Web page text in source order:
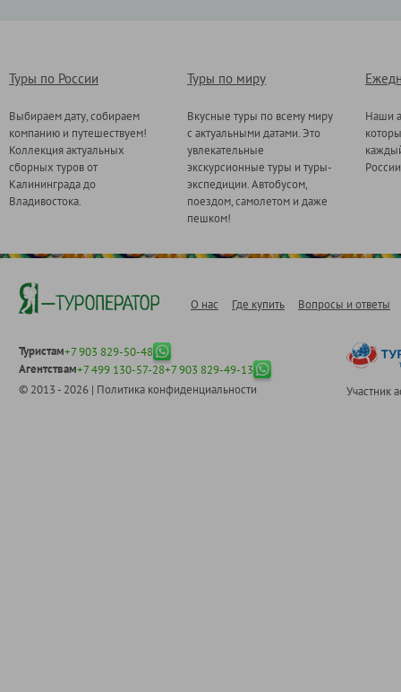
Туры по России
Выбираем дату, собираем
компанию и путешествуем!
Коллекция актуальных
сборных туров от
Калининграда до
Владивостока.
Туры по миру
Вкусные туры по всему миру
с актуальными датами. Это
увлекательные
экскурсионные туры и туры-
экспедиции. Автобусом,
поездом, самолетом и даже
пешком!
Наши
О нас Где купить Вопросы и ответы
Туристам+7 903 829-50-48
Агентствам+7 499 130-57-28+7 903 829-49-13
© 2013 - 2026 | Политика конфиденциальности Участник